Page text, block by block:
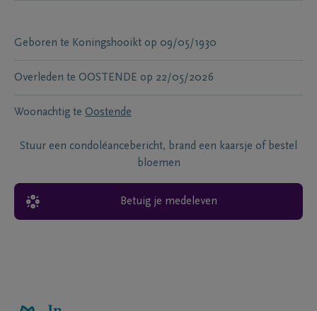
Geboren te Koningshooikt op 09/05/1930
Overleden te OOSTENDE op 22/05/2026
Woonachtig te Oostende
Stuur een condoléancebericht, brand een kaarsje of bestel
bloemen
Betuig je medeleven